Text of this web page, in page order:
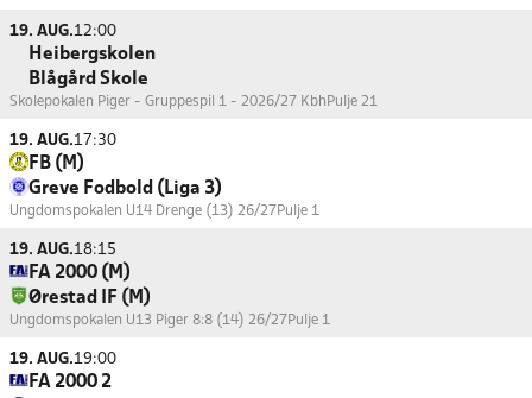
19. AUG.12:00
Heibergskolen
Blågård Skole
Skolepokalen Piger - Gruppespil 1 - 2026/27 Kbh Pulje 21
19. AUG.17:30
FB (M)
Greve Fodbold (Liga 3)
Ungdomspokalen U14 Drenge (13) 26/27 Pulje 1
19. AUG.18:15
FA 2000 (M)
Ørestad IF (M)
Ungdomspokalen U13 Piger 8:8 (14) 26/27 Pulje 1
19. AUG.19:00
FA 2000 2